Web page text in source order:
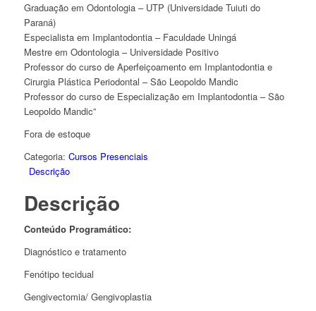
Graduação em Odontologia – UTP (Universidade Tuiuti do
Paraná)
Especialista em Implantodontia – Faculdade Uningá
Mestre em Odontologia – Universidade Positivo
Professor do curso de Aperfeiçoamento em Implantodontia e
Cirurgia Plástica Periodontal – São Leopoldo Mandic
Professor do curso de Especialização em Implantodontia – São
Leopoldo Mandic”
Fora de estoque
Categoria: Cursos Presenciais
Descrição
Descrição
Conteúdo Programático:
Diagnóstico e tratamento
Fenótipo tecidual
Gengivectomia/ Gengivoplastia